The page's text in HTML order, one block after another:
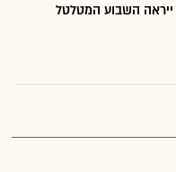
ייראה השבוע המטלטל